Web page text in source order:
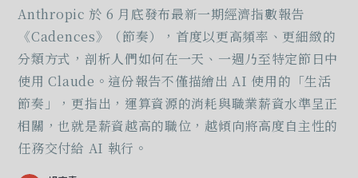
Anthropic 於 6 月底發布最新一期經濟指數報告
《Cadences》（節奏），首度以更高頻率、更細緻的
分類方式，剖析人們如何在一天、一週乃至特定節日中
使用 Claude。這份報告不僅描繪出 AI 使用的「生活
節奏」，更指出，運算資源的消耗與職業薪資水準呈正
相關，也就是薪資越高的職位，越傾向將高度自主性的
任務交付給 AI 執行。